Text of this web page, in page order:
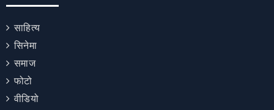
साहित्य
सिनेमा
समाज
फोटो
वीडियो